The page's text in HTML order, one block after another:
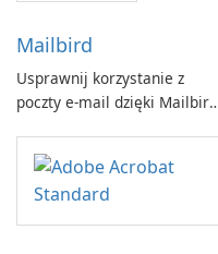
Mailbird
Usprawnij korzystanie z
poczty e-mail dzięki Mailbird